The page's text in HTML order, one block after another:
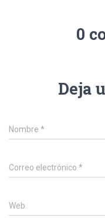
0
Deja
Nombre *
Correo electrónico *
Web